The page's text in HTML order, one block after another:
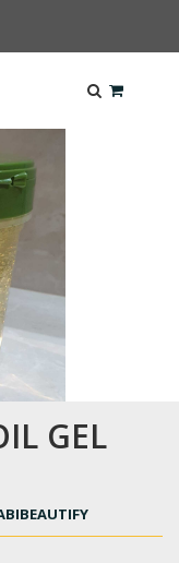
GEL